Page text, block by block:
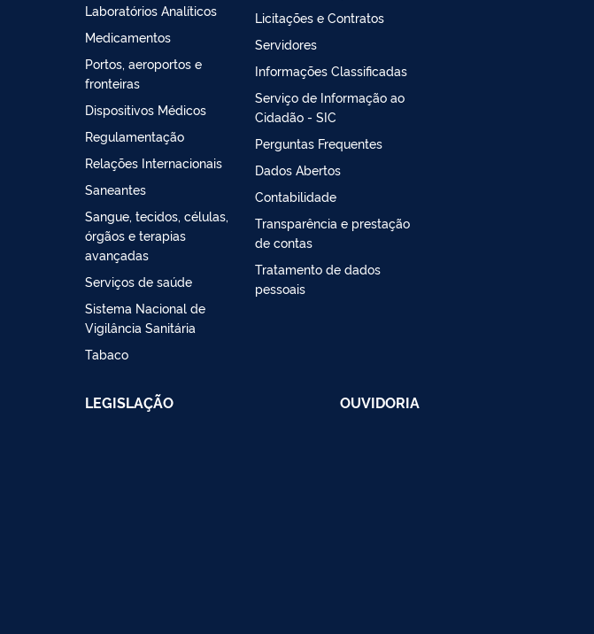
Laboratórios Analíticos
Medicamentos
Portos, aeroportos e
fronteiras
Dispositivos Médicos
Regulamentação
Relações Internacionais
Saneantes
Sangue, tecidos, células,
órgãos e terapias
avançadas
Serviços de saúde
Sistema Nacional de
Vigilância Sanitária
Tabaco
Licitações e Contratos
Servidores
Informações Classificadas
Serviço de Informação ao
Cidadão - SIC
Perguntas Frequentes
Dados Abertos
Contabilidade
Transparência e prestação
de contas
Tratamento de dados
pessoais
LEGISLAÇÃO OUVIDORIA